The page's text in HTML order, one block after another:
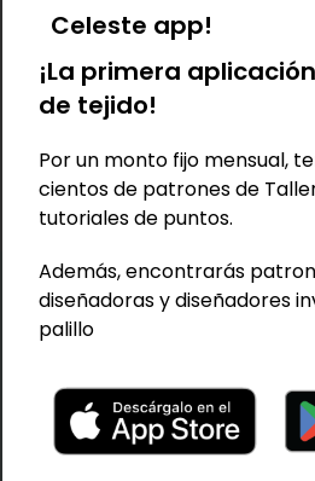
Yo usé lino seda para la
para la color petróleo.
Cantidad necesaria para vestido
Talla XS/S: 800 gr
Talla M/L: 900 gr
Dificultad:Media
Celeste app!
¡La primera
de tejido!
Por un monto fijo mensual,
cientos de patrones de
tutoriales de puntos.
Además, encontrarás
diseñadoras y diseñadores
palillo